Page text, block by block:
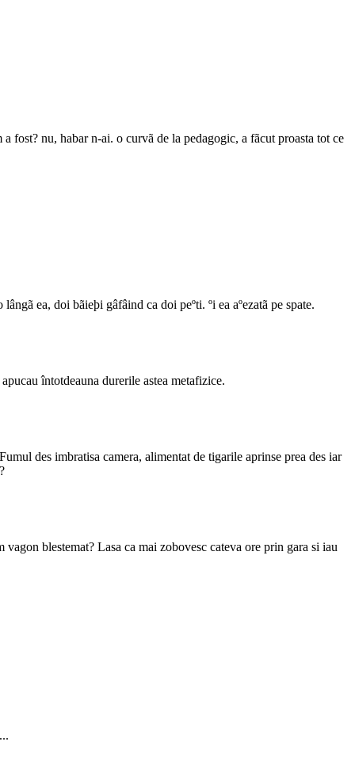
fost? nu, habar n-ai. o curvã de la pedagogic, a fãcut proasta tot ce
ea, doi bãieþi gâfâind ca doi peºti. ºi ea aºezatã pe spate.
întotdeauna durerile astea metafizice.
des imbratisa camera, alimentat de tigarile aprinse prea des iar
blestemat? Lasa ca mai zobovesc cateva ore prin gara si iau